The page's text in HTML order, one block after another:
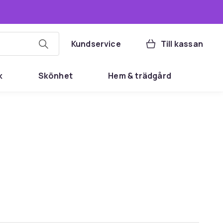
Kundservice Till kassan
Skönhet Hem & trädgård